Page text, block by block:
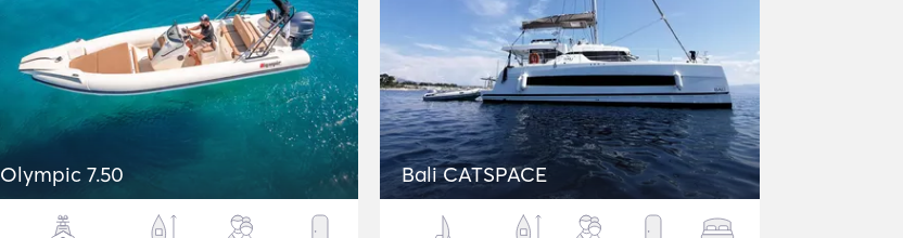
Olympic 7.50 Bali CATSPACE